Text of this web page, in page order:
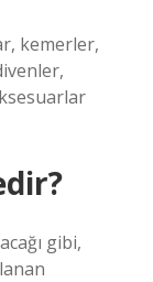
kemerler,
gibi,